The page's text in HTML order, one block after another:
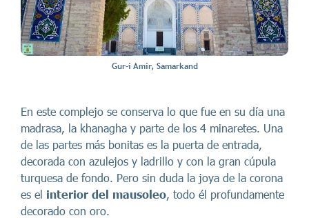
Gur-i Amir, Samarkand
En este complejo se conserva lo que fue en su día una
madrasa, la khanagha y parte de los 4 minaretes. Una
de las partes más bonitas es la puerta de entrada,
decorada con azulejos y ladrillo y con la gran cúpula
turquesa de fondo. Pero sin duda la joya de la corona
es el interior del mausoleo, todo él profundamente
decorado con oro.